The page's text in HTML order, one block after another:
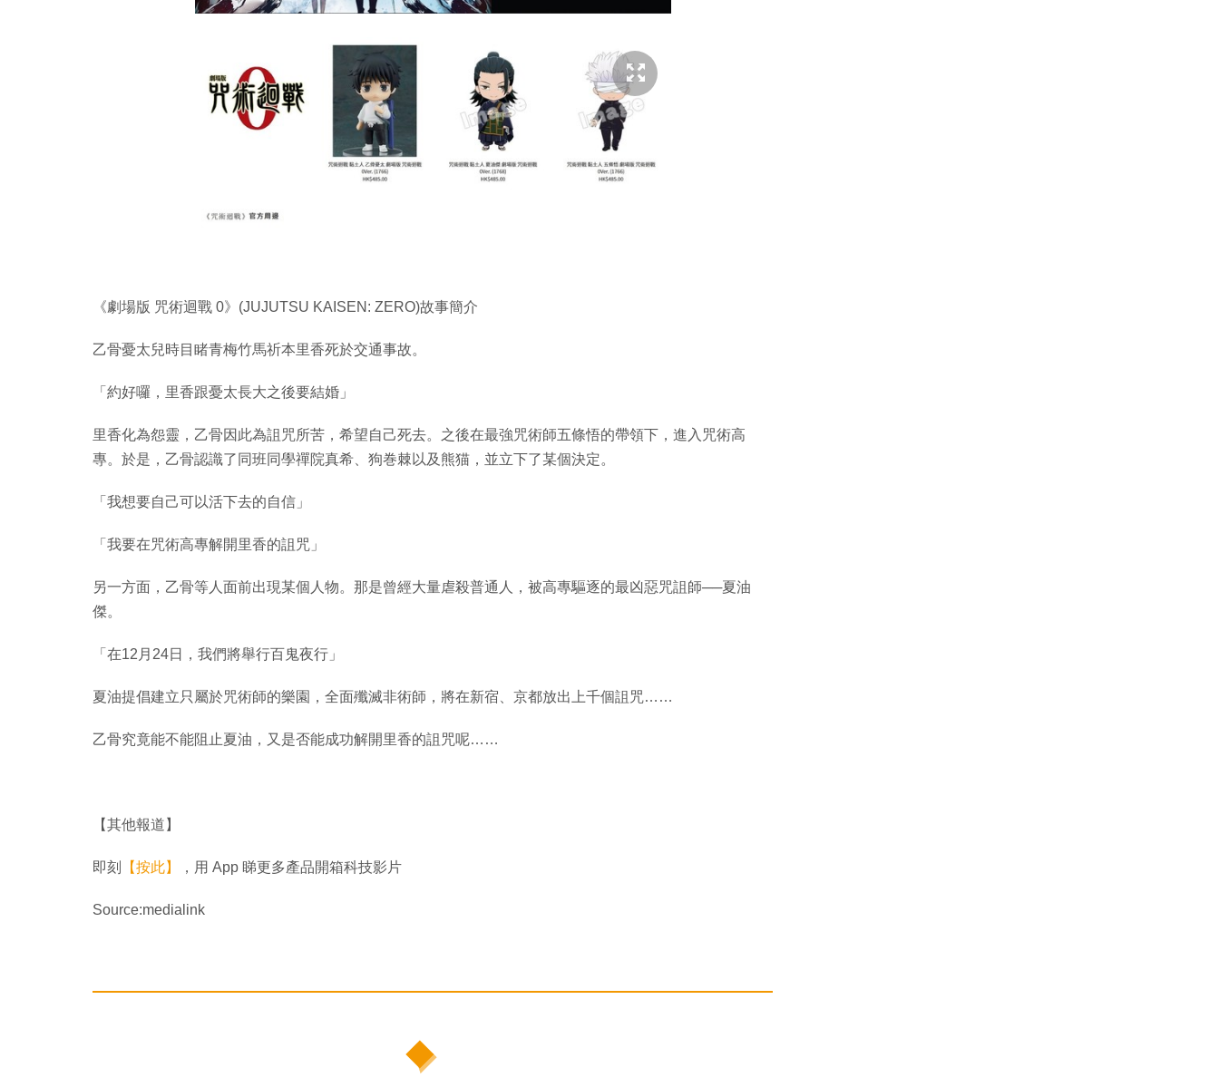
《劇場版 咒術迴戰 0》(JUJUTSU KAISEN: ZERO)故事簡介
乙骨憂太兒時目睹青梅竹馬祈本里香死於交通事故。
「約好囉，里香跟憂太長大之後要結婚」
里香化為怨靈，乙骨因此為詛咒所苦，希望自己死去。之後在最強咒術師五條悟的帶領下，進入咒術高
專。於是，乙骨認識了同班同學禪院真希、狗巻棘以及熊猫，並立下了某個決定。
「我想要自己可以活下去的自信」
「我要在咒術高專解開里香的詛咒」
另一方面，乙骨等人面前出現某個人物。那是曾經大量虐殺普通人，被高專驅逐的最凶惡咒詛師──夏油
傑。
「在12月24日，我們將舉行百鬼夜行」
夏油提倡建立只屬於咒術師的樂園，全面殲滅非術師，將在新宿、京都放出上千個詛咒……
乙骨究竟能不能阻止夏油，又是否能成功解開里香的詛咒呢……
【其他報道】
即刻 【按此】 ，用 App 睇更多產品開箱科技影片
Source:medialink